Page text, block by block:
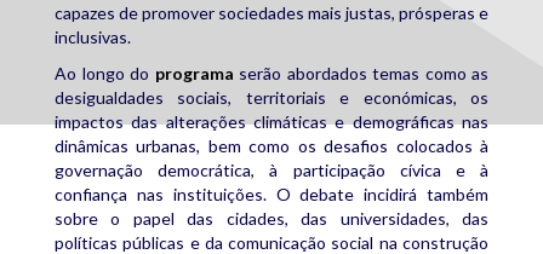
capazes de promover sociedades mais justas, prósperas e
inclusivas.
Ao longo do programa serão abordados temas como as
desigualdades sociais, territoriais e económicas, os
impactos das alterações climáticas e demográficas nas
dinâmicas urbanas, bem como os desafios colocados à
governação democrática, à participação cívica e à
confiança nas instituições. O debate incidirá também
sobre o papel das cidades, das universidades, das
políticas públicas e da comunicação social na construção